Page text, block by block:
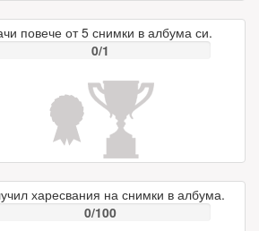
повече от 5 снимки в албума си.
0/1
харесвания на снимки в албума.
0/100